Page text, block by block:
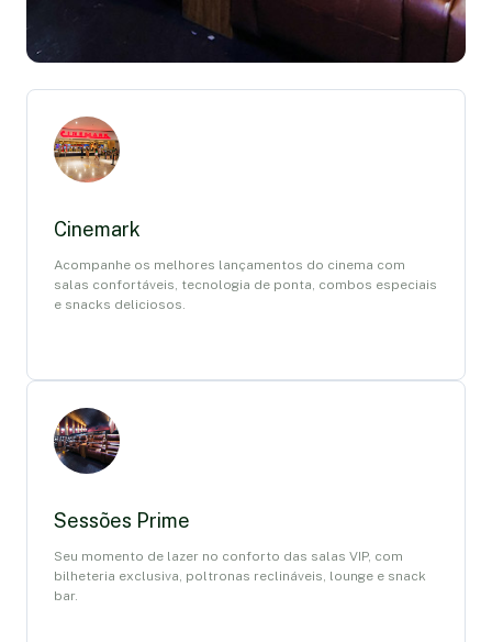
Cinemark
Acompanhe os melhores lançamentos do cinema com
salas confortáveis, tecnologia de ponta, combos especiais
e snacks deliciosos.
Sessões Prime
Seu momento de lazer no conforto das salas VIP, com
bilheteria exclusiva, poltronas reclináveis, lounge e snack
bar.